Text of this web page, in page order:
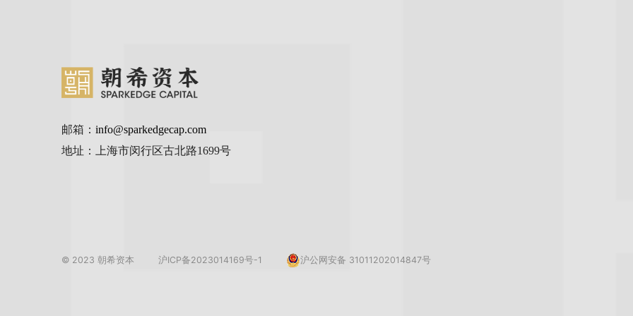
邮箱： info@sparkedgecap.com
地址：上海市闵行区古北路1699号
© 2023 朝希资本 沪ICP备2023014169号-1 沪公网安备 31011202014847号